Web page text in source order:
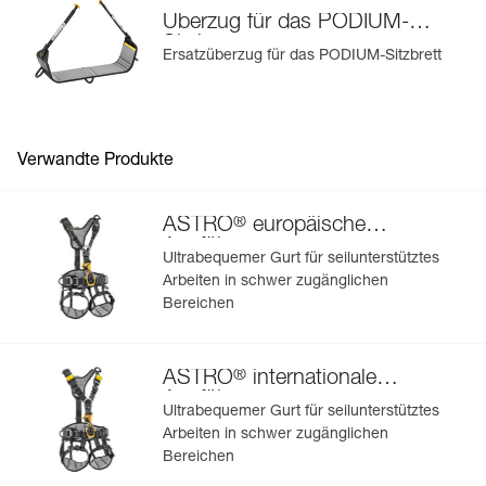
Mehr erfahren
Überzug für das PODIUM-
Sitzbrett
Ersatzüberzug für das PODIUM-Sitzbrett
Verwandte Produkte
ASTRO® europäische
Ausführung
Ultrabequemer Gurt für seilunterstütztes
Arbeiten in schwer zugänglichen
Bereichen
ASTRO® internationale
Ausführung
Ultrabequemer Gurt für seilunterstütztes
Arbeiten in schwer zugänglichen
Bereichen